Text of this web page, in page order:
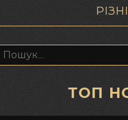
ТОП